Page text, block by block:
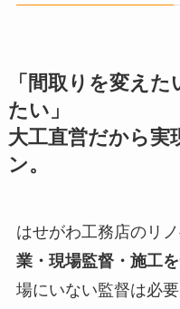
「間取りを変え
たい」
大工直営だから実
ン。
はせがわ工務店のリノ
業・現場監督・施工
場にいない監督は必